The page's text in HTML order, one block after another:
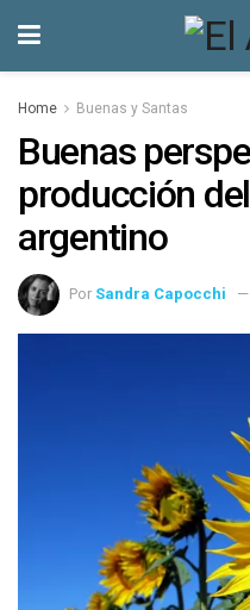
Home Buenas y Santas
Buenas
producción
argentino
Por Sandra Capocchi